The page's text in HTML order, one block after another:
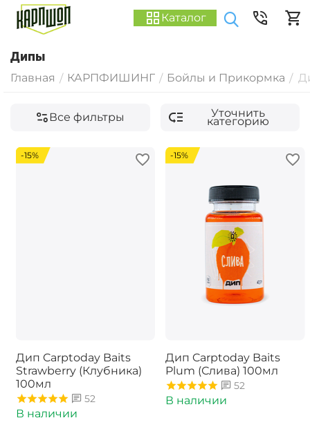
Каталог
Дипы
Главная / КАРПФИШИНГ / Бойлы и Прикормка /
Все фильтры Уточнить
категорию
-15%
Дип Carptoday Baits
Strawberry (Клубника)
100мл
52
В наличии
-15%
Дип Carptoday Baits
Plum (Слива) 100мл
52
В наличии